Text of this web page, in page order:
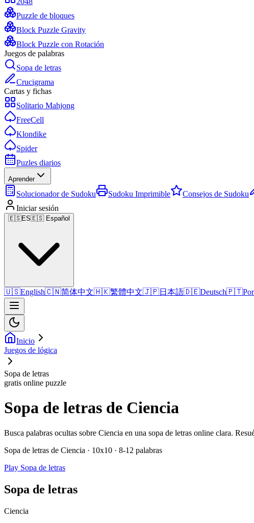
Puzzle de bloques
Block Puzzle Gravity
Block Puzzle con Rotación
Juegos de palabras
Sopa de letras
Crucigrama
Cartas y fichas
Solitario Mahjong
FreeCell
Klondike
Spider
Puzles diarios
Aprender
Solucionador de Sudoku Sudoku Imprimible Consejos de Sudoku
Iniciar sesión
🇪🇸ES🇪🇸 Español
🇺🇸English🇨🇳简体中文🇭🇰繁體中文🇯🇵日本語🇩🇪Deutsch🇵🇹
Inicio
Juegos de lógica
Sopa de letras
gratis online puzzle
Sopa de letras de Ciencia
Busca palabras ocultas sobre Ciencia en una sopa de letras online clara.
Sopa de letras de Ciencia · 10x10 · 8-12 palabras
Play Sopa de letras
Sopa de letras
Ciencia